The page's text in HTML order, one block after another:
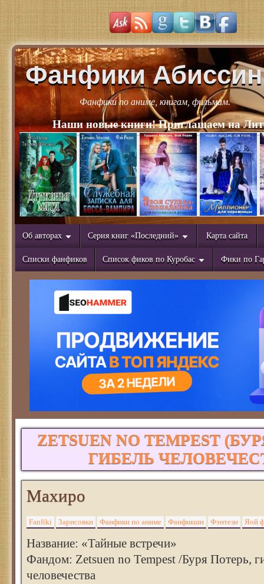
Фанфики Абиссин
Фанфики по аниме, книгам, фильмам.
Наши новые книги! Приглашаем на
Об авторах Серия книг «Последний» Карта сайта
Списки фанфиков Список фиков по Куробас Фики по
ZETSUEN NO TEMPEST
ГИБЕЛЬ
Махиро
Fanfiki Зарисовки Фанфики по аниме Фанфикшн Фэнтези Яой
Название: «Тайные встречи»
Фандом: Zetsuen no Tempest /Буря Потерь,
человечества